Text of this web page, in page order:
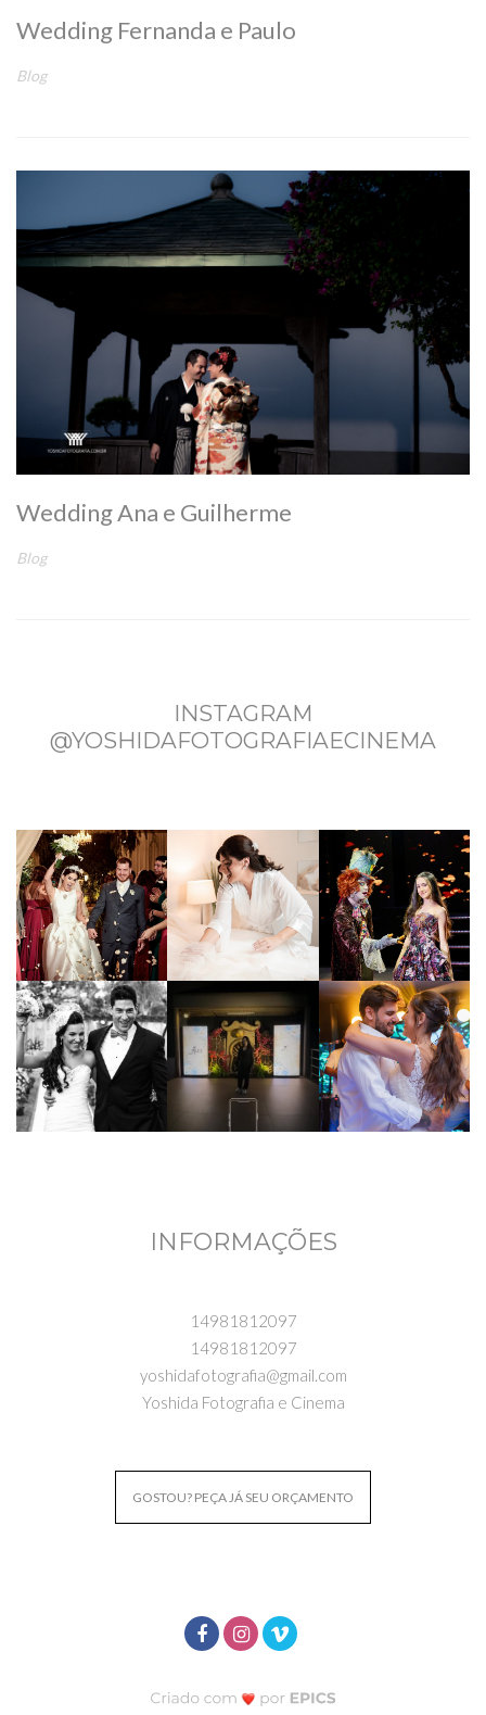
Wedding Fernanda e Paulo
Blog
Wedding Ana e Guilherme
Blog
INSTAGRAM
@YOSHIDAFOTOGRAFIAECINEMA
INFORMAÇÕES
14981812097
14981812097
yoshidafotografia@gmail.com
Yoshida Fotografia e Cinema
GOSTOU? PEÇA JÁ SEU ORÇAMENTO